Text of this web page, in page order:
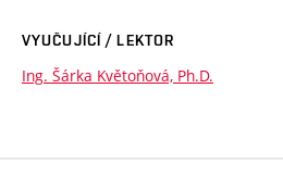
VYUČUJÍCÍ / LEKTOR
Ing. Šárka Květoňová, Ph.D.